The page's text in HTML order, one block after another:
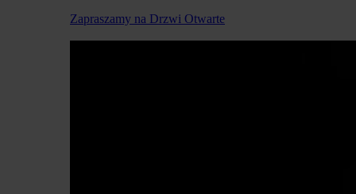
Zapraszamy na Drzwi Otwarte